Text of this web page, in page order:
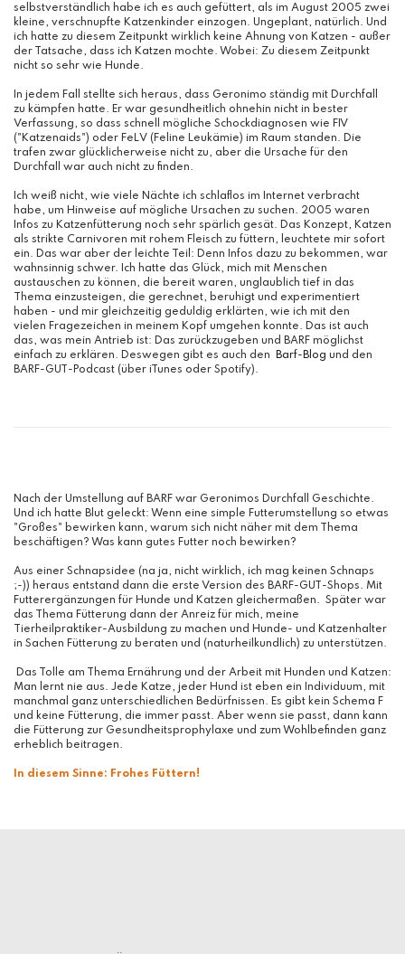
selbstverständlich habe ich es auch gefüttert, als im August 2005 zwei
kleine, verschnupfte Katzenkinder einzogen. Ungeplant, natürlich. Und
ich hatte zu diesem Zeitpunkt wirklich keine Ahnung von Katzen - außer
der Tatsache, dass ich Katzen mochte. Wobei: Zu diesem Zeitpunkt
nicht so sehr wie Hunde.
In jedem Fall stellte sich heraus, dass Geronimo ständig mit Durchfall
zu kämpfen hatte. Er war gesundheitlich ohnehin nicht in bester
Verfassung, so dass schnell mögliche Schockdiagnosen wie FIV
("Katzenaids") oder FeLV (Feline Leukämie) im Raum standen. Die
trafen zwar glücklicherweise nicht zu, aber die Ursache für den
Durchfall war auch nicht zu finden.
Ich weiß nicht, wie viele Nächte ich schlaflos im Internet verbracht
habe, um Hinweise auf mögliche Ursachen zu suchen. 2005 waren
Infos zu Katzenfütterung noch sehr spärlich gesät. Das Konzept, Katzen
als strikte Carnivoren mit rohem Fleisch zu füttern, leuchtete mir sofort
ein. Das war aber der leichte Teil: Denn Infos dazu zu bekommen, war
wahnsinnig schwer. Ich hatte das Glück, mich mit Menschen
austauschen zu können, die bereit waren, unglaublich tief in das
Thema einzusteigen, die gerechnet, beruhigt und experimentiert
haben - und mir gleichzeitig geduldig erklärten, wie ich mit den
vielen Fragezeichen in meinem Kopf umgehen konnte. Das ist auch
das, was mein Antrieb ist: Das zurückzugeben und BARF möglichst
einfach zu erklären. Deswegen gibt es auch den
Barf-Blog und den
BARF-GUT-Podcast (über iTunes oder Spotify).
Nach der Umstellung auf BARF war Geronimos Durchfall Geschichte.
Und ich hatte Blut geleckt: Wenn eine simple Futterumstellung so etwas
"Großes" bewirken kann, warum sich nicht näher mit dem Thema
beschäftigen? Was kann gutes Futter noch bewirken?
Aus einer Schnapsidee (na ja, nicht wirklich, ich mag keinen Schnaps
;-)) heraus entstand dann die erste Version des BARF-GUT-Shops. Mit
Futterergänzungen für Hunde und Katzen gleichermaßen. Später war
das Thema Fütterung dann der Anreiz für mich, meine
Tierheilpraktiker-Ausbildung zu machen und Hunde- und Katzenhalter
in Sachen Fütterung zu beraten und (naturheilkundlich) zu unterstützen.
Das Tolle am Thema Ernährung und der Arbeit mit Hunden und Katzen:
Man lernt nie aus. Jede Katze, jeder Hund ist eben ein Individuum, mit
manchmal ganz unterschiedlichen Bedürfnissen. Es gibt kein Schema F
und keine Fütterung, die immer passt. Aber wenn sie passt, dann kann
die Fütterung zur Gesundheitsprophylaxe und zum Wohlbefinden ganz
erheblich beitragen.
In diesem Sinne: Frohes Füttern!